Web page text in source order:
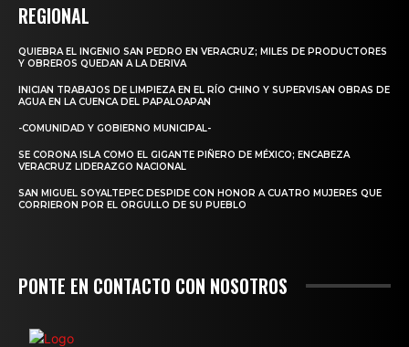
REGIONAL
QUIEBRA EL INGENIO SAN PEDRO EN VERACRUZ; MILES DE PRODUCTORES
Y OBREROS QUEDAN A LA DERIVA
INICIAN TRABAJOS DE LIMPIEZA EN EL RÍO CHINO Y SUPERVISAN OBRAS DE
AGUA EN LA CUENCA DEL PAPALOAPAN
-COMUNIDAD Y GOBIERNO MUNICIPAL-
SE CORONA ISLA COMO EL GIGANTE PIÑERO DE MÉXICO; ENCABEZA
VERACRUZ LIDERAZGO NACIONAL
SAN MIGUEL SOYALTEPEC DESPIDE CON HONOR A CUATRO MUJERES QUE
CORRIERON POR EL ORGULLO DE SU PUEBLO
PONTE EN CONTACTO CON NOSOTROS